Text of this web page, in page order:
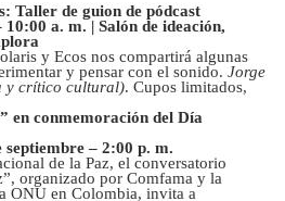
Taller de guion de pódcast
10:00 a. m. | Salón de ideación,
y Ecos nos compartirá algunas
y pensar con el sonido. Jorge
y crítico cultural). Cupos limitados,
en conmemoración del Día
septiembre – 2:00 p. m.
de la Paz, el conversatorio
organizado por Comfama y la
ONU en Colombia, invita a